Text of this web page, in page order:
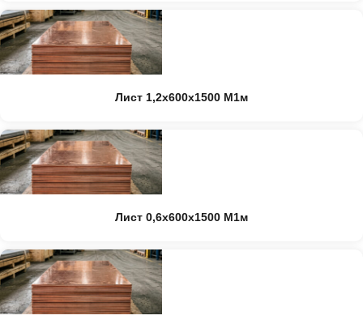
Лист 1,2х600х1500 М1м
Лист 0,6х600х1500 М1м